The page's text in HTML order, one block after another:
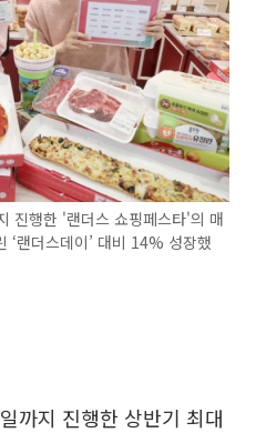
진행한 '랜더스 쇼핑페스타'의 매
‘랜더스데이’ 대비 14% 성장했
까지 진행한 상반기 최대